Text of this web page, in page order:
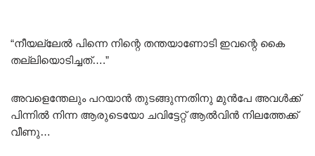
“നീയല്ലേൽ പിന്നെ നിന്റെ തന്തയാണോടി ഇവന്റെ കൈ
തല്ലിയൊടിച്ചത്….”
അവളെന്തേലും പറയാൻ തുടങ്ങുന്നതിനു മുൻപേ അവൾക്ക്
പിന്നിൽ നിന്ന ആരുടെയോ ചവിട്ടേറ്റ് ആൽവിൻ നിലത്തേക്ക്
വീണു…